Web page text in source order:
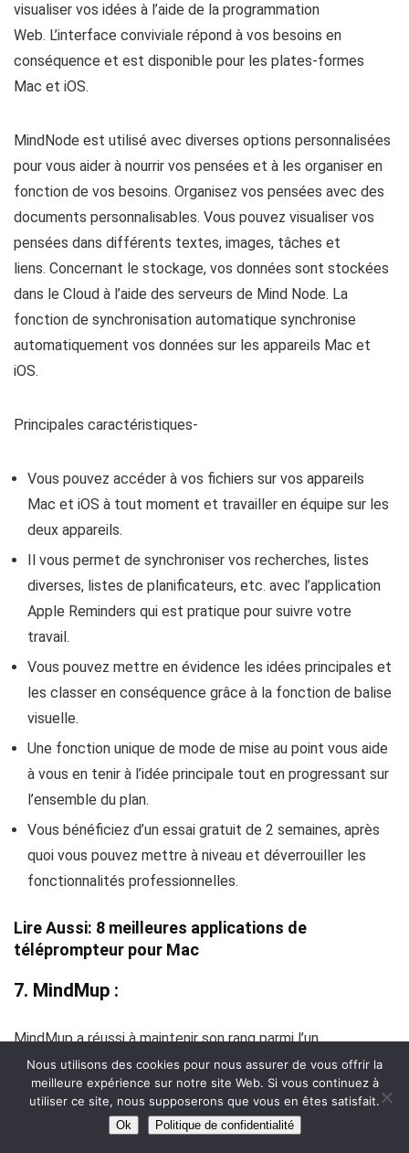
visualiser vos idées à l’aide de la programmation
Web. L’interface conviviale répond à vos besoins en
conséquence et est disponible pour les plates-formes
Mac et iOS.
MindNode est utilisé avec diverses options personnalisées
pour vous aider à nourrir vos pensées et à les organiser en
fonction de vos besoins. Organisez vos pensées avec des
documents personnalisables. Vous pouvez visualiser vos
pensées dans différents textes, images, tâches et
liens. Concernant le stockage, vos données sont stockées
dans le Cloud à l’aide des serveurs de Mind Node. La
fonction de synchronisation automatique synchronise
automatiquement vos données sur les appareils Mac et
iOS.
Principales caractéristiques-
Vous pouvez accéder à vos fichiers sur vos appareils
Mac et iOS à tout moment et travailler en équipe sur les
deux appareils.
Il vous permet de synchroniser vos recherches, listes
diverses, listes de planificateurs, etc. avec l’application
Apple Reminders qui est pratique pour suivre votre
travail.
Vous pouvez mettre en évidence les idées principales et
les classer en conséquence grâce à la fonction de balise
visuelle.
Une fonction unique de mode de mise au point vous aide
à vous en tenir à l’idée principale tout en progressant sur
l’ensemble du plan.
Vous bénéficiez d’un essai gratuit de 2 semaines, après
quoi vous pouvez mettre à niveau et déverrouiller les
fonctionnalités professionnelles.
Lire Aussi: 8 meilleures applications de
téléprompteur pour Mac
7. MindMup :
MindMup a réussi à maintenir son rang parmi l’un
desmeilleurs logiciels de Mind Mapping en 2023.Il vous
permet de vous concentrer sur votre idée, sans laisser de
place aux croquis et contours désordonnés. Il catégorise
efficacement votre plan à l’aide de polices, de styles, de
Nous utilisons des cookies pour nous assurer de vous offrir la
meilleure expérience sur notre site Web. Si vous continuez à
utiliser ce site, nous supposerons que vous en êtes satisfait.
Ok Politique de confidentialité